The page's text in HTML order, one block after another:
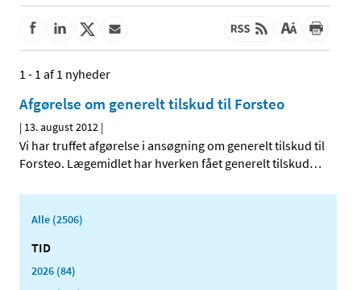
1 - 1 af 1 nyheder
Afgørelse om generelt tilskud til Forsteo
| 13. august 2012 |
Vi har truffet afgørelse i ansøgning om generelt tilskud til
Forsteo. Lægemidlet har hverken fået generelt tilskud…
Alle (2506)
TID
2026 (84)